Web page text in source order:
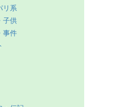
リ系
子供
事件